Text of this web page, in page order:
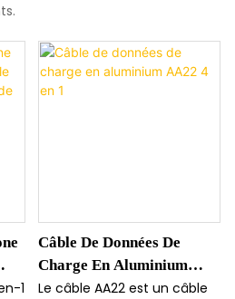
1
Câble De Données De
Charge En Aluminium
AA22 4 En 1
Le câble AA22 est un câble